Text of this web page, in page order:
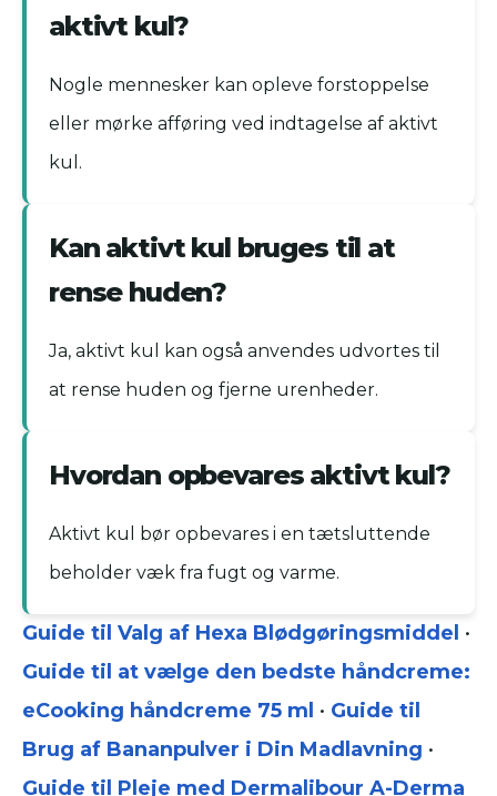
aktivt kul?
Nogle mennesker kan opleve forstoppelse
eller mørke afføring ved indtagelse af aktivt
kul.
Kan aktivt kul bruges til at
rense huden?
Ja, aktivt kul kan også anvendes udvortes til
at rense huden og fjerne urenheder.
Hvordan opbevares aktivt kul?
Aktivt kul bør opbevares i en tætsluttende
beholder væk fra fugt og varme.
Guide til Valg af Hexa Blødgøringsmiddel •
Guide til at vælge den bedste håndcreme:
eCooking håndcreme 75 ml • Guide til
Brug af Bananpulver i Din Madlavning •
Guide til Pleje med Dermalibour A-Derma